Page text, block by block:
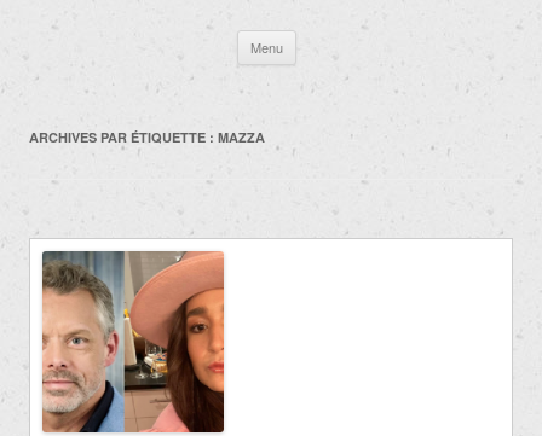
Menu
contenu
ARCHIVES PAR ÉTIQUETTE : MAZZA